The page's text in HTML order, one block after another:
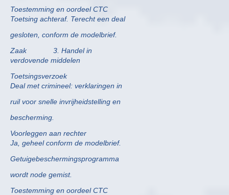
Toestemming en oordeel CTC
Toetsing achteraf. Terecht een deal
gesloten, conform de modelbrief.
Zaak 3. Handel in
verdovende middelen
Toetsingsverzoek
Deal met crimineel: verklaringen in
ruil voor snelle invrijheidstelling en
bescherming.
Voorleggen aan rechter
Ja, geheel conform de modelbrief.
Getuigebeschermingsprogramma
wordt node gemist.
Toestemming en oordeel CTC